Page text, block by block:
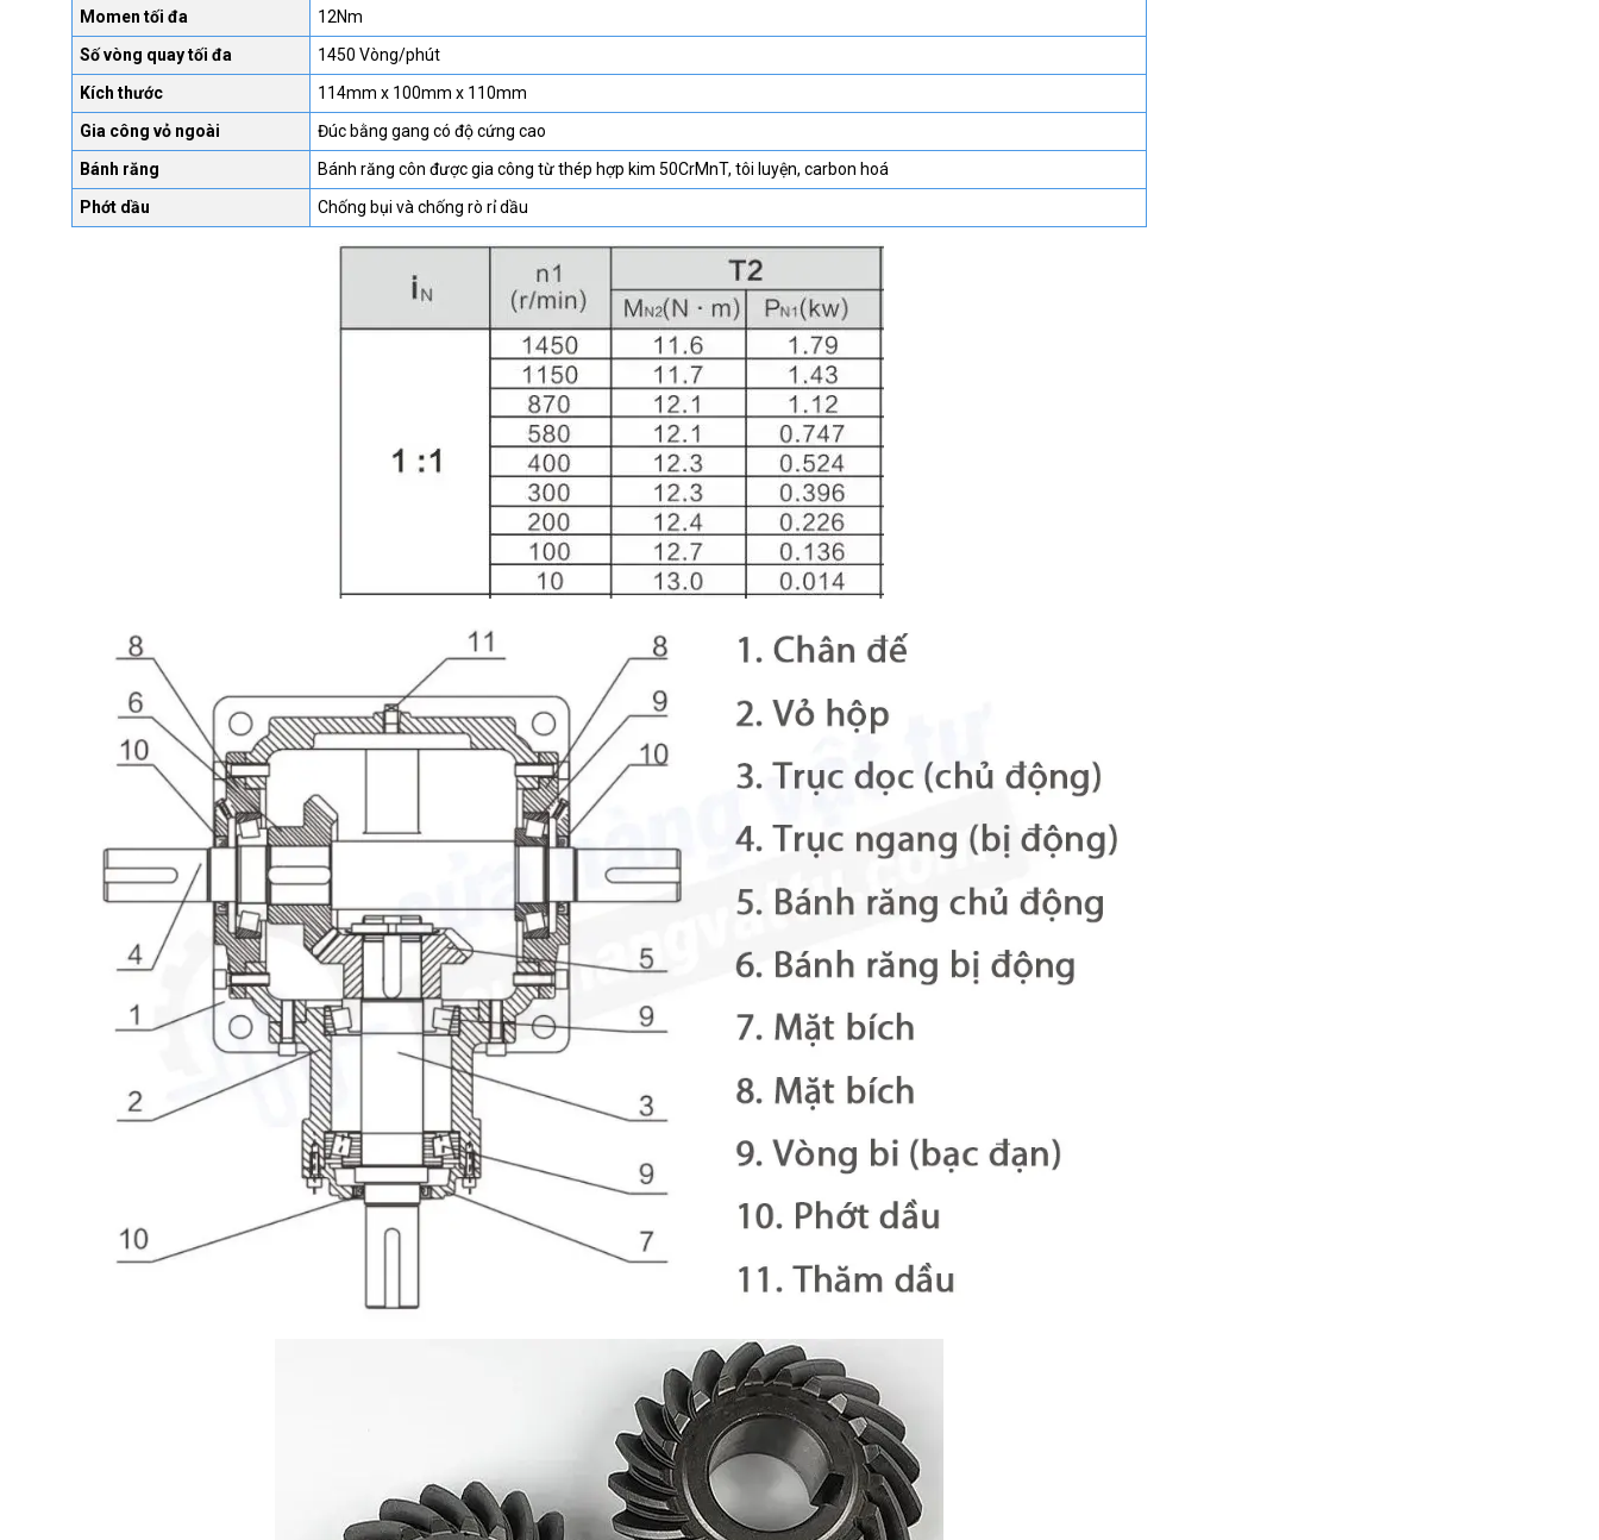
Momen tối đa
12Nm
Số vòng quay tối đa
1450 Vòng/phút
Kích thước
114mm x 100mm x 110mm
Gia công vỏ ngoài
Đúc bằng gang có độ cứng cao
Bánh răng
Bánh răng côn được gia công từ thép hợp kim 50CrMnT, tôi luyện, carbon hoá
Phớt dầu
Chống bụi và chống rò rỉ dầu